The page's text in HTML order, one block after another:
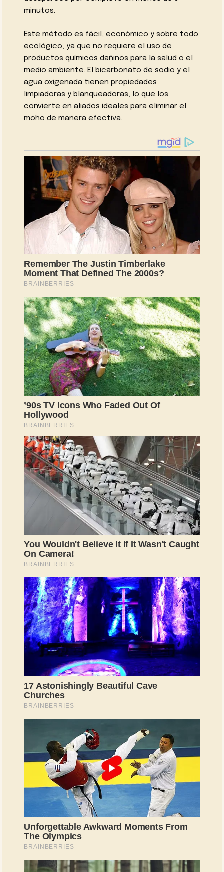
minutos.
Este método es fácil, económico y sobre todo
ecológico, ya que no requiere el uso de
productos químicos dañinos para la salud o el
medio ambiente. El bicarbonato de sodio y el
agua oxigenada tienen propiedades
limpiadoras y blanqueadoras, lo que los
convierte en aliados ideales para eliminar el
moho de manera efectiva.